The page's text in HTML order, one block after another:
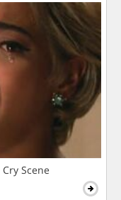
Scene